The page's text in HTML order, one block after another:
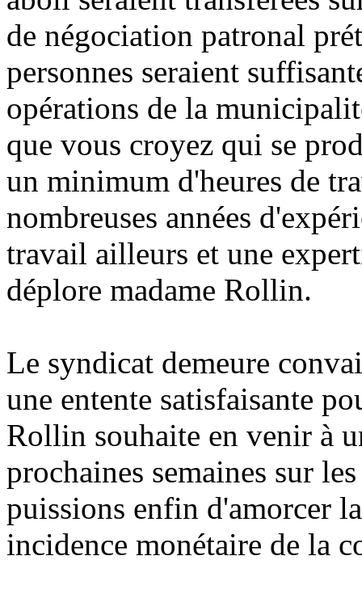
de négociation patronal
personnes seraient
opérations de la
que vous croyez qui se
un minimum d'heures de
nombreuses années
travail ailleurs et une
déplore madame Rollin.
Le syndicat demeure
une entente satisfaisante
Rollin souhaite en venir à
prochaines semaines sur
puissions enfin d'amorcer
incidence monétaire de la